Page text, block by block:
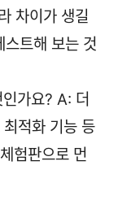
차이가 생길
트해 보는 것
가요? A: 더
적화 기능 등
험판으로 먼